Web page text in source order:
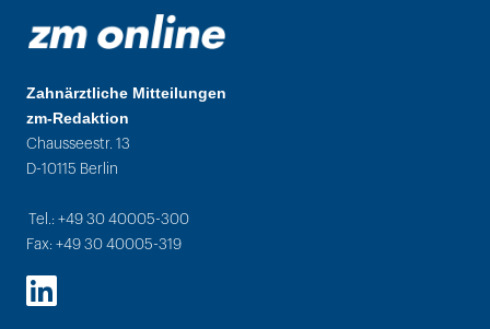
Zahnärztliche Mitteilungen
zm-Redaktion
Chausseestr. 13
D-10115 Berlin
Tel.: +49 30 40005-300
Fax: +49 30 40005-319
LinkedIn